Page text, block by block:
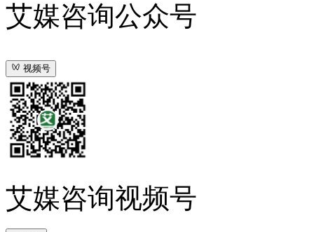
艾媒咨询公众号
视频号
艾媒咨询视频号